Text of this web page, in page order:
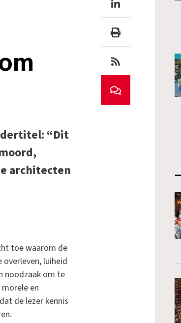
“Dit
architecten
toe waarom de
luiheid
noodzaak om te
en
de lezer kennis